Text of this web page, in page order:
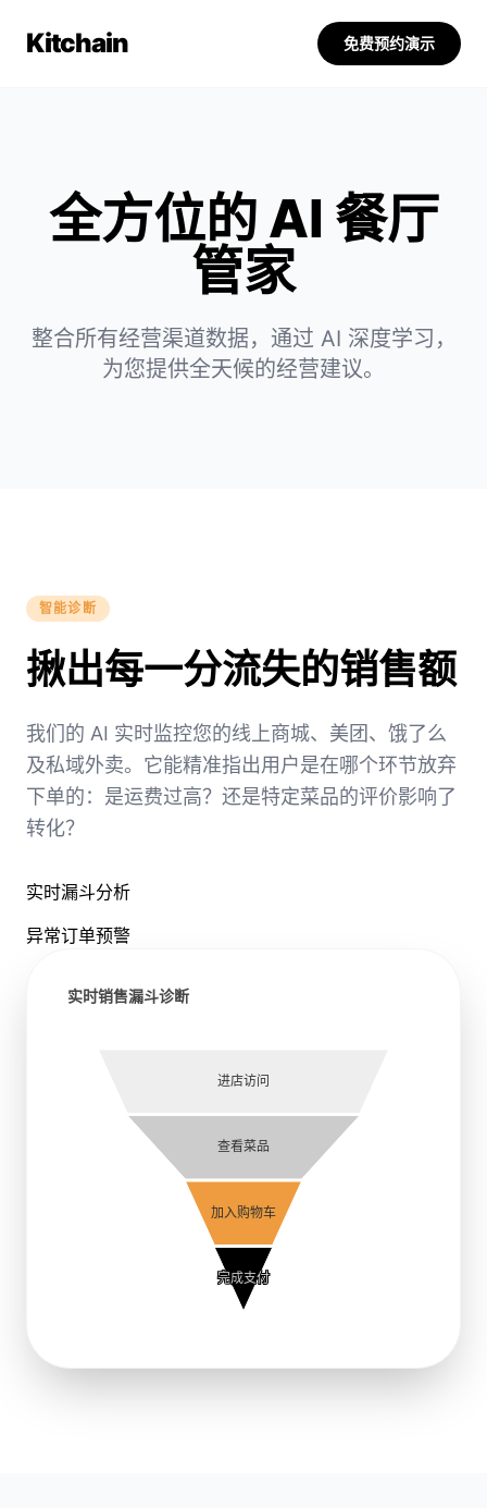
Kitchain 免费预约演示
全方位的 AI 餐厅
管家
整合所有经营渠道数据，通过 AI 深度学习，
为您提供全天候的经营建议。
智能诊断
揪出每一分流失的销售额
我们的 AI 实时监控您的线上商城、美团、饿了么
及私域外卖。它能精准指出用户是在哪个环节放弃
下单的：是运费过高？还是特定菜品的评价影响了
转化？
实时漏斗分析
异常订单预警